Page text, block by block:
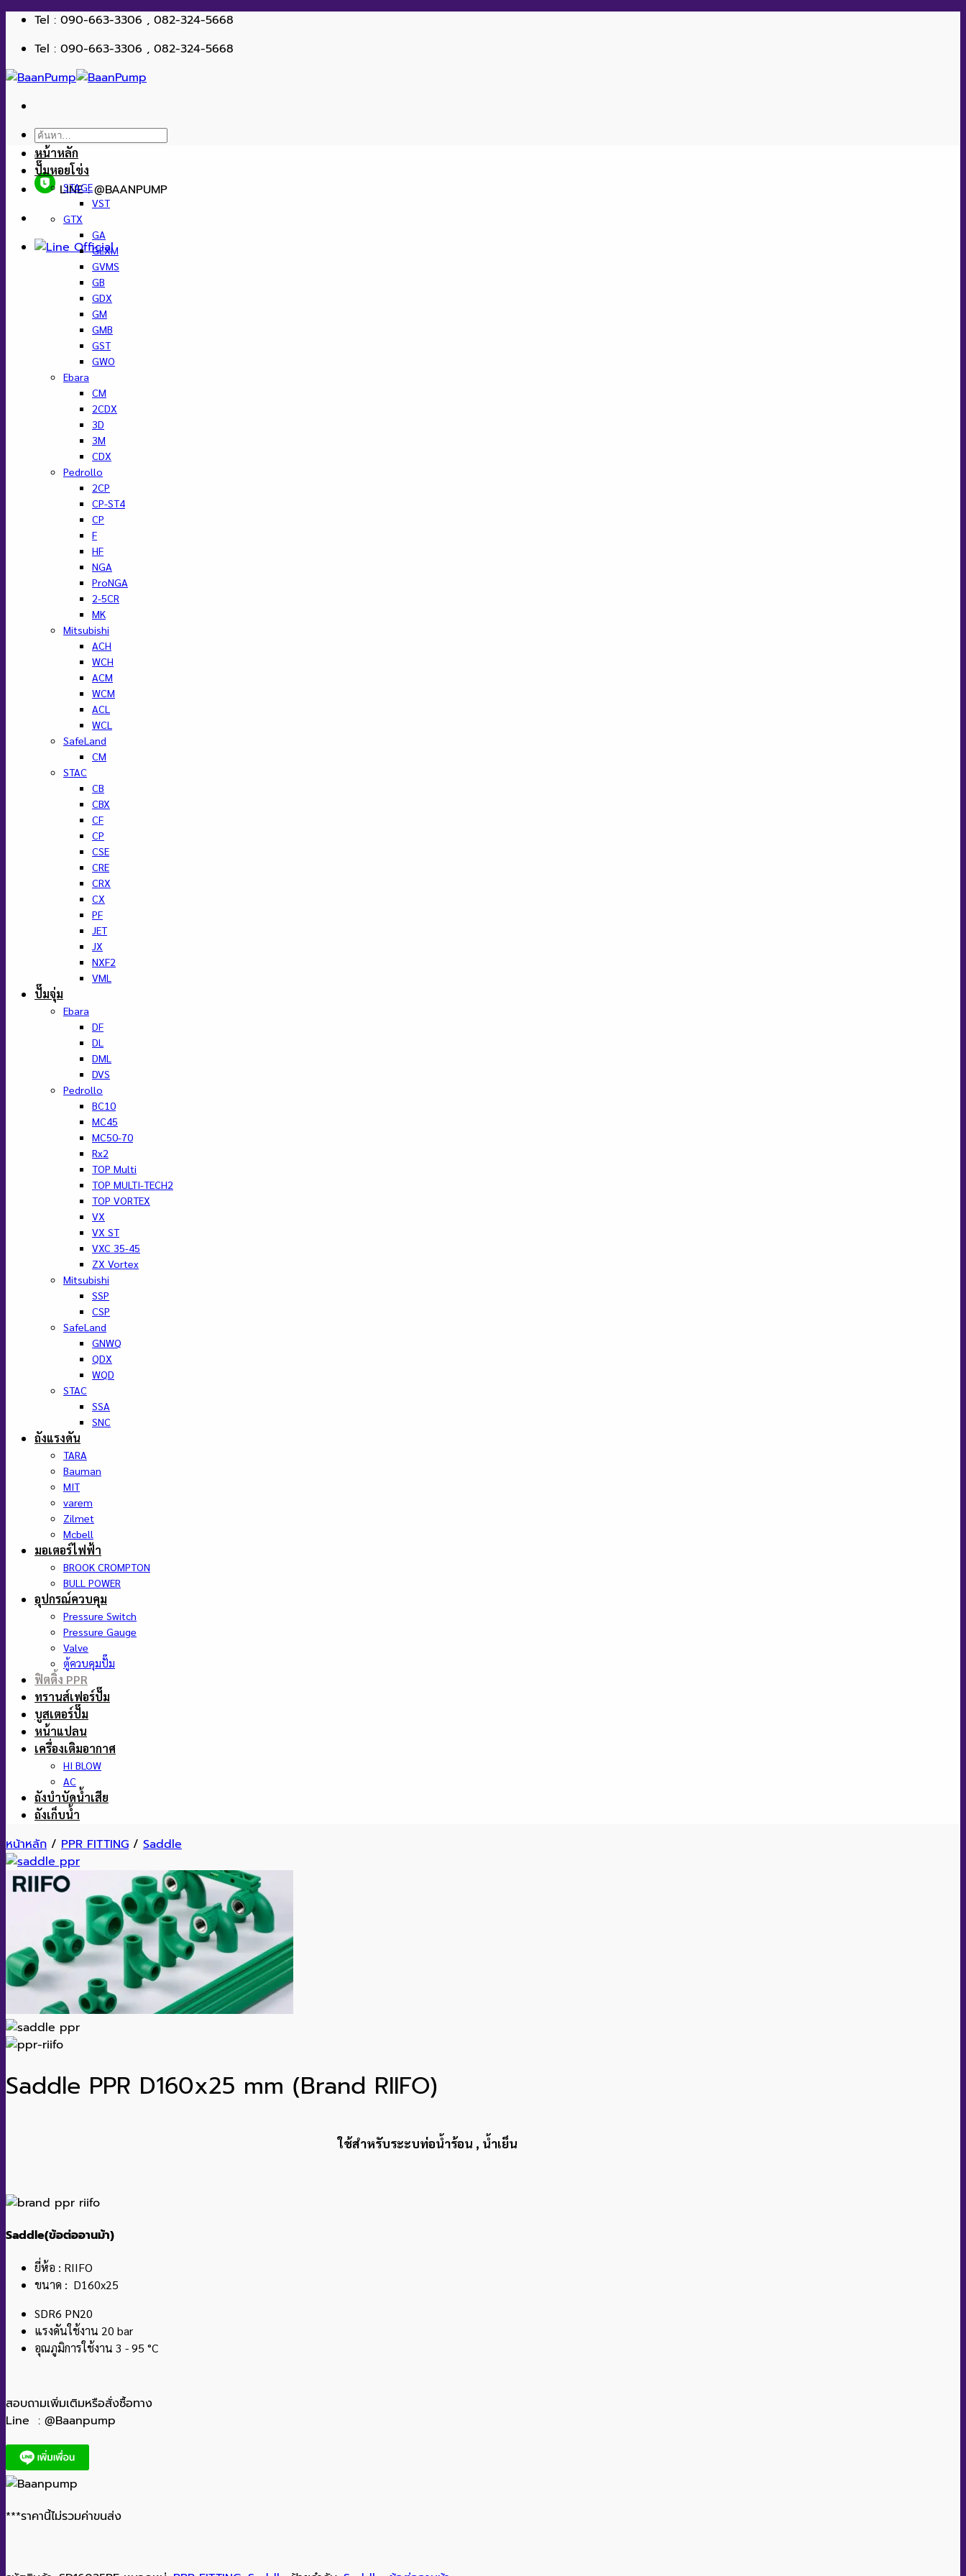
ข้าม
เนื้อหา
Tel : 090-663-3306 , 082-324-5668
Tel : 090-663-3306 , 082-324-5668
ค้นหา:
LINE : @BAANPUMP
หน้าหลัก
ปั๊มหอยโข่ง
STAGE
VST
GTX
GA
GEXM
GVMS
GB
GDX
GM
GMB
GST
GWO
Ebara
CM
2CDX
3D
3M
CDX
Pedrollo
2CP
CP-ST4
CP
F
HF
NGA
ProNGA
2-5CR
MK
Mitsubishi
ACH
WCH
ACM
WCM
ACL
WCL
SafeLand
CM
STAC
CB
CBX
CF
CP
CSE
CRE
CRX
CX
PF
JET
JX
NXF2
VML
ปั๊มจุ่ม
Ebara
DF
DL
DML
DVS
Pedrollo
BC10
MC45
MC50-70
Rx2
TOP Multi
TOP MULTI-TECH2
TOP VORTEX
VX
VX ST
VXC 35-45
ZX Vortex
Mitsubishi
SSP
CSP
SafeLand
GNWQ
QDX
WQD
STAC
SSA
SNC
ถังแรงดัน
TARA
Bauman
MIT
varem
Zilmet
Mcbell
มอเตอร์ไฟฟ้า
BROOK CROMPTON
BULL POWER
อุปกรณ์ควบคุม
Pressure Switch
Pressure Gauge
Valve
ตู้ควบคุมปั๊ม
ฟิตติ้ง PPR
ทรานส์เฟอร์ปั๊ม
บูสเตอร์ปั๊ม
หน้าแปลน
เครื่องเติมอากาศ
HI BLOW
AC
ถังบำบัดน้ำเสีย
ถังเก็บน้ำ
หน้าหลัก / PPR FITTING / Saddle
Saddle PPR D160x25 mm (Brand RIIFO)
ใช้สำหรับระะบท่อน้ำร้อน , น้ำเย็น
Saddle(ข้อต่ออานม้า)
ยี่ห้อ : RIIFO
ขนาด : D160x25
SDR6 PN20
แรงดันใช้งาน 20 bar
อุณภูมิการใช้งาน 3 - 95 °C
สอบถามเพิ่มเติมหรือสั่งซื้อทาง
Line : @Baanpump
***ราคานี้ไม่รวมค่าขนส่ง